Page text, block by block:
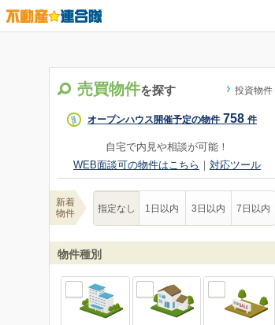
売買物件を探す 投資物件
オープンハウス開催予定の物件 758 件
自宅で内見や相談が可能！
WEB面談可の物件はこちら ｜ 対応ツール
新着
物件
指定なし 1日以内 3日以内 7日以内
物件種別